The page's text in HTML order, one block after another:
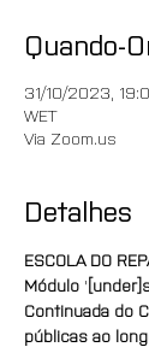
Quando-
31/10/2023,
WET
Via Zoom.us
Detalhes
ESCOLA DO
Módulo '
Continuada do
públicas ao